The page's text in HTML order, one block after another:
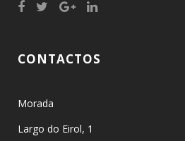
CONTACTOS
Morada
Largo do Eirol, 1